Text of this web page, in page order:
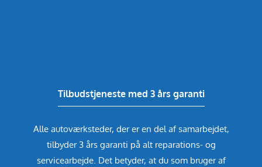
Tilbudstjeneste med 3 års garanti
Alle autoværksteder, der er en del af samarbejdet,
tilbyder 3 års garanti på alt reparations- og
servicearbejde. Det betyder, at du som bruger af